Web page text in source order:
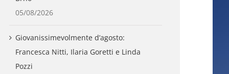
05/08/2026
Giovanissimevolmente d’agosto:
Francesca Nitti, Ilaria Goretti e Linda
Pozzi